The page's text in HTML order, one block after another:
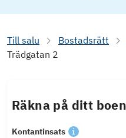
Till salu Bostadsrätt
Trädgatan 2
Räkna på ditt
Kontantinsats